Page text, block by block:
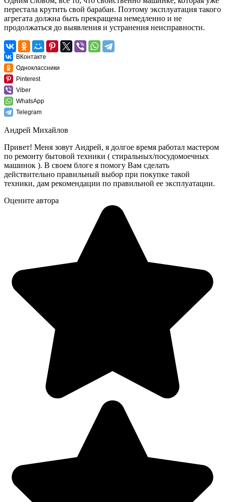
перестала крутить свой барабан. Поэтому эксплуатация такого
агрегата должна быть прекращена немедленно и не
продолжаться до выявления и устранения неисправности.
ВКонтакте
Одноклассники
Pinterest
Viber
WhatsApp
Telegram
Андрей Михайлов
Привет! Меня зовут Андрей, я долгое время работал мастером
по ремонту бытовой техники ( стиральных/посудомоечных
машинок ). В своем блоге я помогу Вам сделать
действительно правильный выбор при покупке такой
техники, дам рекомендации по правильной ее эксплуатации.
Оцените автора